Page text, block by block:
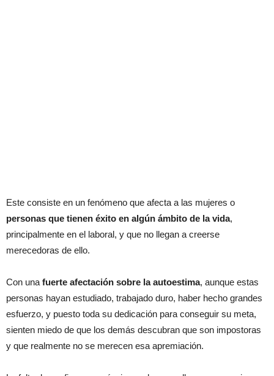
personas que tienen éxito en algún ámbito de la vida,
principalmente en el laboral, y que no llegan a creerse
merecedoras de ello.
Con una fuerte afectación sobre la autoestima, aunque estas
personas hayan estudiado, trabajado duro, haber hecho grandes
esfuerzo, y puesto toda su dedicación para conseguir su meta,
sienten miedo de que los demás descubran que son impostoras
y que realmente no se merecen esa apremiación.